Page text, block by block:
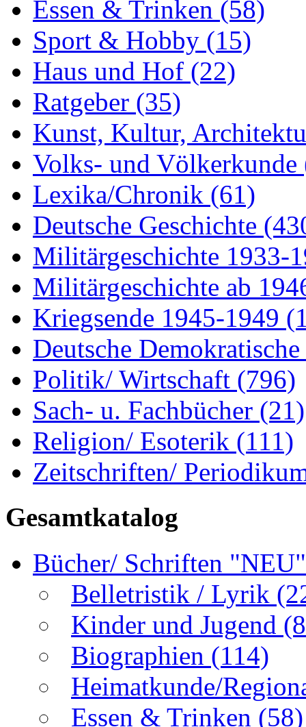
Essen & Trinken (58)
Sport & Hobby (15)
Haus und Hof (22)
Ratgeber (35)
Kunst, Kultur,
Volks- und Völkerkunde
Lexika/Chronik (61)
Deutsche Geschichte
Militärgeschichte 1933-
Militärgeschichte ab
Kriegsende 1945-1949
Deutsche
Politik/ Wirtschaft (796)
Sach- u. Fachbücher (21)
Religion/ Esoterik (111)
Zeitschriften/
Gesamtkatalog
Bücher/ Schriften
Belletristik / Lyrik
Kinder und Jugend
Biographien (114)
Heimatkunde/
Essen & Trinken (58)